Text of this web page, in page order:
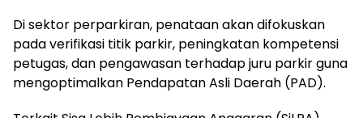
Di sektor perparkiran, penataan akan difokuskan
pada verifikasi titik parkir, peningkatan kompetensi
petugas, dan pengawasan terhadap juru parkir guna
mengoptimalkan Pendapatan Asli Daerah (PAD).